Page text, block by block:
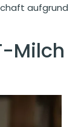
aufgrund
Milch